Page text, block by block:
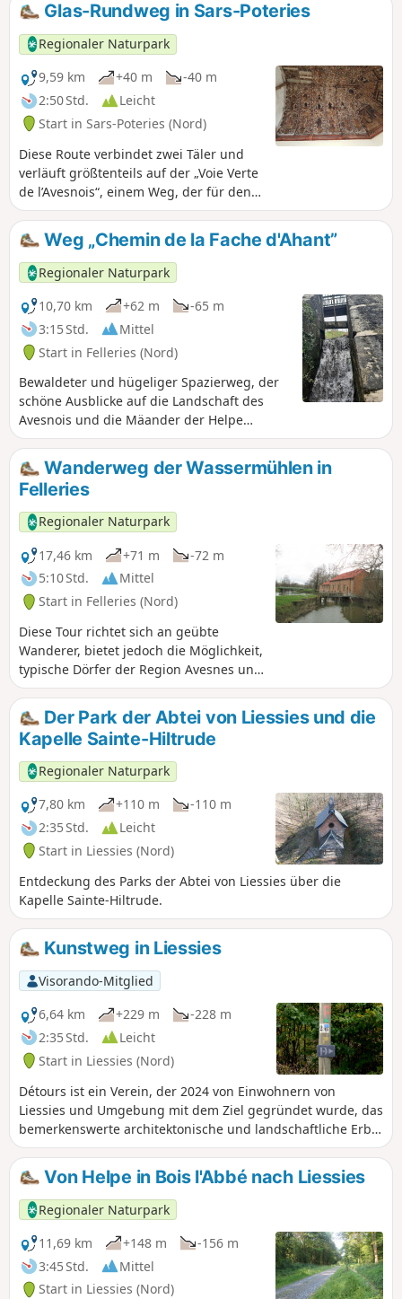
Eine 6 km lange Variante ist für Familien
geeignet.
Glas-Rundweg in Sars-Poteries
Regionaler Naturpark
9,59 km
+40 m
-40 m
2:50 Std.
Leicht
Start in Sars-Poteries (Nord)
Diese Route verbindet zwei Täler und
verläuft größtenteils auf der „Voie Verte
de l’Avesnois“, einem Weg, der für den
nicht motorisierten Verkehr – Radfahrer,
Fußgänger und Reiter – vorgesehen ist;
verhalten Sie sich anderen Nutzern
gegenüber rücksichtsvoll. Die Straßen
der Dörfer führen zu einem
beeindruckenden architektonischen
Erbe, das typisch für die Region
Avesnois ist.
Weg „Chemin de la Fache d'Ahant”
Regionaler Naturpark
10,70 km
+62 m
-65 m
3:15 Std.
Mittel
Start in Felleries (Nord)
Bewaldeter und hügeliger Spazierweg, der
schöne Ausblicke auf die Landschaft des
Avesnois und die Mäander der Helpe
majeure bietet.
Wanderweg der Wassermühlen in
Felleries
Regionaler Naturpark
17,46 km
+71 m
-72 m
5:10 Std.
Mittel
Start in Felleries (Nord)
Diese Tour richtet sich an geübte
Wanderer, bietet jedoch die Möglichkeit,
typische Dörfer der Region Avesnes und
vor allem vier Wassermühlen an der
Belleuse und der Helpe Majeure zu
entdecken.
Der Park der Abtei von Liessies und die
Kapelle Sainte-Hiltrude
Regionaler Naturpark
7,80 km
+110 m
-110 m
2:35 Std.
Leicht
Start in Liessies (Nord)
Entdeckung des Parks der Abtei von Liessies über die
Kapelle Sainte-Hiltrude.
Kunstweg in Liessies
Visorando-Mitglied
6,64 km
+229 m
-228 m
2:35 Std.
Leicht
Start in Liessies (Nord)
Détours ist ein Verein, der 2024 von Einwohnern von
Liessies und Umgebung mit dem Ziel gegründet wurde, das
bemerkenswerte architektonische und landschaftliche Erbe
des Avesnois hervorzuheben und Kunst und Kultur für
seine Einwohner und Besucher zu fördern. Jung und Alt
können bei einem Spaziergang oder auf einem Wanderweg
Kunstwerke entdecken, die im Einklang mit der Landschaft
und der Artenvielfalt geschaffen wurden. Derzeit entwickelt
der Verein unter Mitwirkung von sechs Künstlern einen
Kunstparcours im Park der Abtei von Liessies, im Wald Bois
l'Abbé und im Dorf Liessies.
Von Helpe in Bois l'Abbé nach Liessies
Regionaler Naturpark
11,69 km
+148 m
-156 m
3:45 Std.
Mittel
Start in Liessies (Nord)